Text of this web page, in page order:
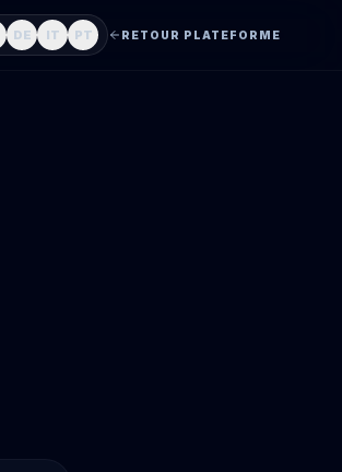
DE IT PT RETOUR PLATEFORME